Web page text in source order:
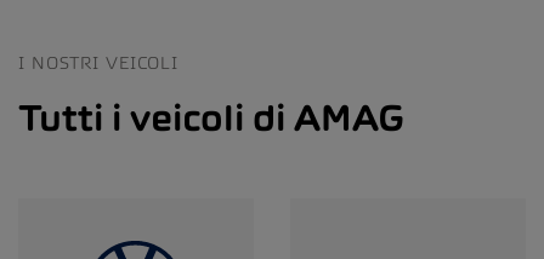
I NOSTRI VEICOLI
Tutti i veicoli di AMAG